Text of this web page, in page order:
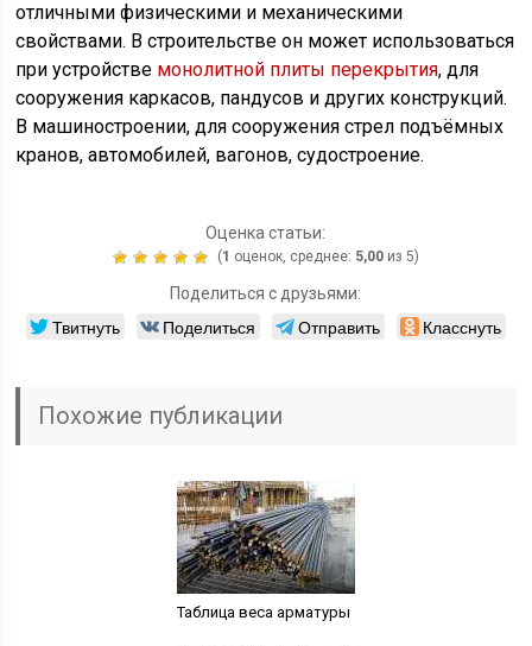
отличными физическими и механическими
свойствами. В строительстве он может использоваться
при устройстве монолитной плиты перекрытия, для
сооружения каркасов, пандусов и других конструкций.
В машиностроении, для сооружения стрел подъёмных
кранов, автомобилей, вагонов, судостроение.
Оценка статьи:
(1 оценок, среднее: 5,00из 5)
Поделиться с друзьями:
Твитнуть Поделиться Отправить Класснуть
Похожие публикации
Таблица веса арматуры